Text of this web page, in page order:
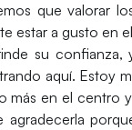
que valorar
estar a gusto en
su confianza,
aquí. Estoy
más en el centro
agradecerla